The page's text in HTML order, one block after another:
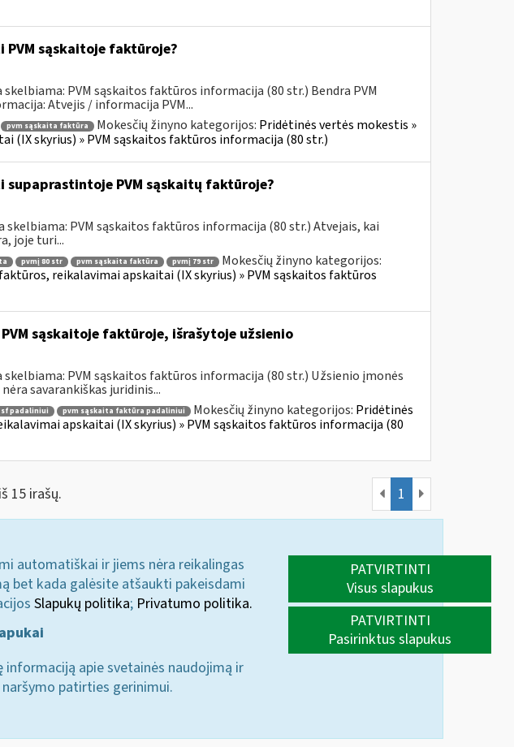
sąskaitoje faktūroje?
PVM sąskaitos faktūros informacija (80 str.) Bendra PVM
Atvejis / informacija PVM...
pvm sąskaita faktūra Mokesčių žinyno kategorijos: Pridėtinės vertės mokestis »
(IX skyrius) » PVM sąskaitos faktūros informacija (80 str.)
PVM sąskaitų faktūroje?
skelbiama: PVM sąskaitos faktūros informacija (80 str.) Atvejais, kai
joje turi...
pvmį 80 str pvm sąskaita faktūra pvmį 79 str
Mokesčių žinyno kategorijos:
reikalavimai apskaitai (IX skyrius) » PVM sąskaitos faktūros
sąskaitoje faktūroje, išrašytoje užsienio
PVM sąskaitos faktūros informacija (80 str.) Užsienio įmonės
savarankiškas juridinis...
sf padaliniui pvm sąskaita faktūra padaliniui Mokesčių žinyno kategorijos: Pridėtinės
apskaitai (IX skyrius) » PVM sąskaitos faktūros informacija (80
15 irašų. 1
automatiškai ir jiems nėra reikalingas
bet kada galėsite atšaukti pakeisdami
Slapukų politika; Privatumo politika.
informaciją apie svetainės naudojimą ir
patirties gerinimui.
PATVIRTINTI
Visus slapukus
PATVIRTINTI
Pasirinktus slapukus